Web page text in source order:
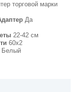
торговой марки
Да
22-42 см
60х2
Белый